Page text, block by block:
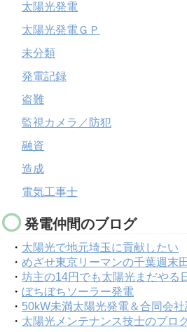
太陽光発電
太陽光発電ＧＰ
未分類
発電記録
盗難
監視カメラ／防犯
融資
造成
電気工事士
発電仲間のブログ
・ 太陽光で地元埼玉に貢献したい
・ めざせ東京リーマンの千葉週末
・ 坊主の14円でも太陽光まだやる
・ ぼちぼちソーラー発電
・ 50kW未満太陽光発電＆合同会
・ 太陽光メンテナンス技士のブロ